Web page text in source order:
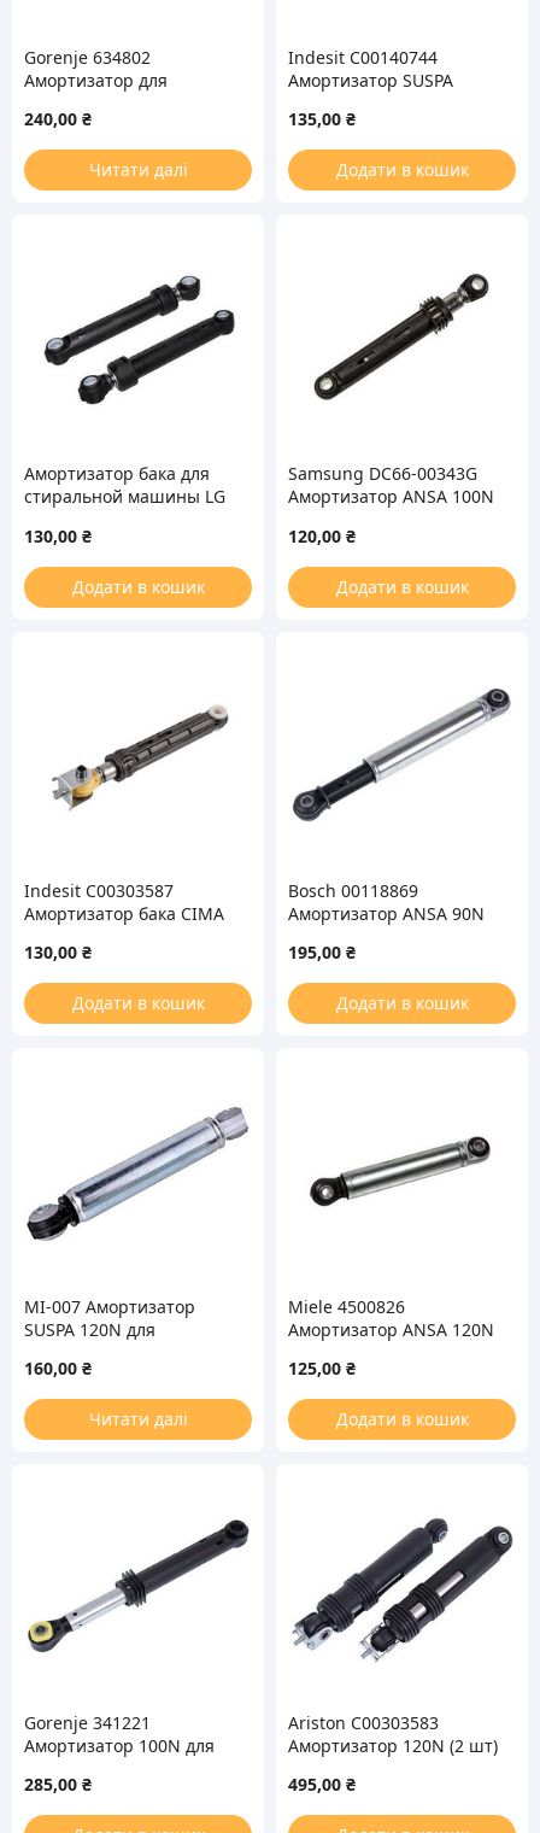
Gorenje 634802
Амортизатор для
240,00 ₴
Читати далі
Indesit C00140744
Амортизатор SUSPA
машины
135,00 ₴
Додати в кошик
Амортизатор бака для
стиральной машины LG
L=165-260mm, D
отверстий=11mm
130,00 ₴
Додати в кошик
Samsung DC66-00343G
Амортизатор ANSA 100N
120,00 ₴
Додати в кошик
Indesit C00303587
Амортизатор бака CIMA
машины
130,00 ₴
Додати в кошик
Bosch 00118869
Амортизатор ANSA 90N
195,00 ₴
Додати в кошик
MI-007 Амортизатор
SUSPA 120N для
160,00 ₴
Читати далі
Miele 4500826
Амортизатор ANSA 120N
125,00 ₴
Додати в кошик
Gorenje 341221
Амортизатор 100N для
285,00 ₴
Ariston C00303583
Амортизатор 120N (2 шт)
стиральной машины
495,00 ₴